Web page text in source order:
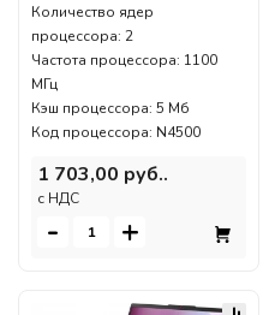
Количество ядер
процессора: 2
Частота процессора: 1100
МГц
Кэш процессора: 5 Мб
Код процессора: N4500
1 703,00 руб..
c НДС
- +